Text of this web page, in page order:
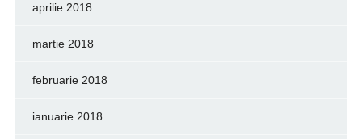
aprilie 2018
martie 2018
februarie 2018
ianuarie 2018